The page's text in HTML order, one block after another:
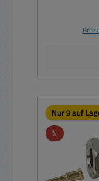
Nur 9 auf
%Rabatt